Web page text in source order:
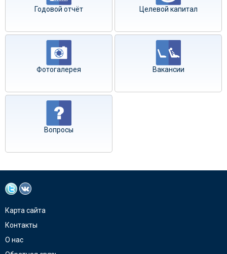
Годовой отчёт Целевой капитал
Фотогалерея Вакансии
Вопросы
Карта сайта
Контакты
О нас